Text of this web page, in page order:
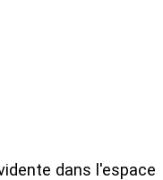
dans l'espace